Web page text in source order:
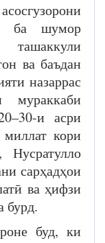
ба шумор
ва баъдан
назаррас
и асри
кори
сарҳадҳои
ва ҳифзи
бурд.
буд, ки